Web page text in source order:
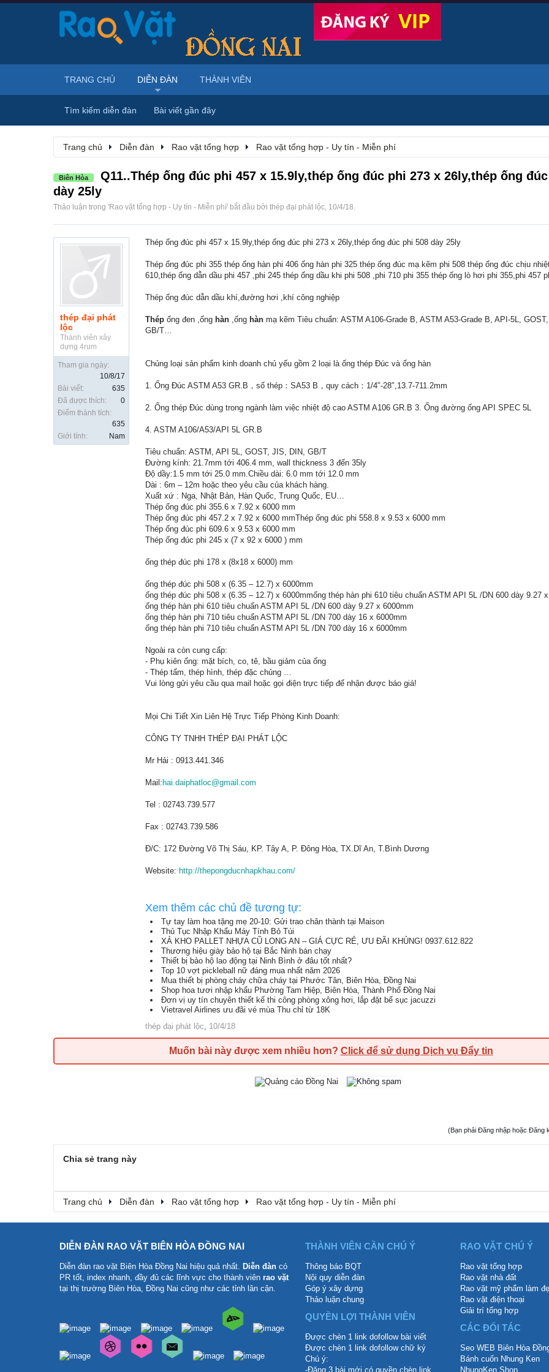
Trang chủ Diễn đàn Rao vặt tổng hợp Rao vặt tổng hợp - Uy tín - Miễn phí
Biên Hòa
Q11..Thép ống đúc phi 457 x 15.9ly,thép ống đúc phi 273 x 26ly,thép ống
dày 25ly
Thảo luận trong 'Rao vặt tổng hợp - Uy tín - Miễn phí' bắt đầu bởi thép đại phát lộc, 10/4/18.
thép đại phát
lộc
Thành viên xây
dựng 4rum
Tham gia ngày:
10/8/17
Bài viết:
635
Đã được thích:
0
Điểm thành tích:
635
Giới tính:
Nam
Thép ống đúc phi 457 x 15.9ly,thép ống đúc phi 273 x 26ly,thép ống đúc phi 508 dày 25ly
Thép ống đúc phi 355 thép ống hàn phi 406 ống hàn phi 325 thép ống đúc mạ kẽm phi 508 thép ống đúc chịu
610,thép ống dẫn dầu phi 457 ,phi 245 thép ống dầu khi phi 508 ,phi 710 phi 355 thép ống lò hơi phi 355,phi 457
Thép ống đúc dẫn dầu khí,đường hơi ,khí công nghiệp
Thép ống đen ,ống hàn ,ống hàn mạ kẽm Tiêu chuẩn: ASTM A106-Grade B, ASTM A53-Grade B, API-5L,
GB/T…
Chủng loại sản phẩm kinh doanh chủ yếu gồm 2 loại là ống thép Đúc và ống hàn
1. Ống Đúc ASTM A53 GR.B，số thép：SA53 B，quy cách：1/4″-28″,13.7-711.2mm
2. Ống thép Đúc dùng trong ngành làm việc nhiệt độ cao ASTM A106 GR.B 3. Ống đường ống API SPEC 5L
4. ASTM A106/A53/API 5L GR.B
Tiêu chuẩn: ASTM, API 5L, GOST, JIS, DIN, GB/T
Đường kính: 21.7mm tới 406.4 mm, wall thickness 3 đến 35ly
Độ dầy:1.5 mm tới 25.0 mm.Chiều dài: 6.0 mm tới 12.0 mm
Dài : 6m – 12m hoặc theo yêu cầu của khách hàng.
Xuất xứ : Nga, Nhật Bản, Hàn Quốc, Trung Quốc, EU…
Thép ống đúc phi 355.6 x 7.92 x 6000 mm
Thép ống đúc phi 457.2 x 7.92 x 6000 mmThép ống đúc phi 558.8 x 9.53 x 6000 mm
Thép ống đúc phi 609.6 x 9.53 x 6000 mm
Thép ống đúc phi 245 x (7 x 92 x 6000 ) mm
ống thép đúc phi 178 x (8x18 x 6000) mm
ống thép đúc phi 508 x (6.35 – 12.7) x 6000mm
ống thép đúc phi 508 x (6.35 – 12.7) x 6000mmống thép hàn phi 610 tiêu chuẩn ASTM API 5L /DN 600 dày 9.27
ống thép hàn phi 610 tiêu chuẩn ASTM API 5L /DN 600 dày 9.27 x 6000mm
ống thép hàn phi 710 tiêu chuẩn ASTM API 5L /DN 700 dày 16 x 6000mm
ống thép hàn phi 710 tiêu chuẩn ASTM API 5L /DN 700 dày 16 x 6000mm
Ngoài ra còn cung cấp:
- Phụ kiên ống: mặt bích, co, tê, bầu giảm của ống
- Thép tấm, thép hình, thép đặc chủng …
Vui lòng gửi yêu cầu qua mail hoặc gọi điện trực tiếp để nhận được báo giá!
Mọi Chi Tiết Xin Liên Hệ Trực Tiếp Phòng Kinh Doanh:
CÔNG TY TNHH THÉP ĐẠI PHÁT LỘC
Mr Hải : 0913.441.346
Mail: hai.daiphatloc@gmail.com
Tel : 02743.739.577
Fax : 02743.739.586
Đ/C: 172 Đường Võ Thị Sáu, KP. Tây A, P. Đông Hòa, TX.Dĩ An, T.Bình Dương
Website: http://thepongducnhapkhau.com/
Xem thêm các chủ đề tương tự:
Tự tay làm hoa tặng mẹ 20-10: Gửi trao chân thành tại Maison
Thủ Tục Nhập Khẩu Máy Tính Bỏ Túi
XẢ KHO PALLET NHỰA CŨ LONG AN – GIÁ CỰC RẺ, ƯU ĐÃI KHỦNG! 0937.612.822
Thương hiệu giày bảo hộ tại Bắc Ninh bán chạy
Thiết bị bảo hộ lao động tại Ninh Bình ở đâu tốt nhất?
Top 10 vợt pickleball nữ đáng mua nhất năm 2026
Mua thiết bị phòng cháy chữa cháy tại Phước Tân, Biên Hòa, Đồng Nai
Shop hoa tươi nhập khẩu Phường Tam Hiệp, Biên Hòa, Thành Phố Đồng Nai
Đơn vị uy tín chuyên thiết kế thi công phòng xông hơi, lắp đặt bể sục jacuzzi
Vietravel Airlines ưu đãi vé mùa Thu chỉ từ 18K
thép đại phát lộc, 10/4/18
Muốn bài này được xem nhiều hơn? Click để sử dụng Dịch vụ Đẩy tin
(Bạn phải Đăng nhập hoặc Đăng
Chia sẻ trang này
Trang chủ Diễn đàn Rao vặt tổng hợp Rao vặt tổng hợp - Uy tín - Miễn phí
TRANG CHỦ DIỄN ĐÀN
Tìm kiếm diễn đàn Bài viết gần đây
THÀNH VIÊN
DIỄN ĐÀN RAO VẶT BIÊN HÒA ĐỒNG NAI
Diễn đàn rao vặt Biên Hòa Đồng Nai hiệu quả nhất. Diễn đàn có
PR tốt, index nhanh, đầy đủ các lĩnh vực cho thành viên rao vặt
tại thị trường Biên Hòa, Đồng Nai cũng như các tỉnh lân cận.
THÀNH VIÊN CẦN CHÚ Ý
Thông báo BQT
Nội quy diễn đàn
Góp ý xây dựng
Thảo luận chung
QUYỀN LỢI THÀNH VIÊN
Được chèn 1 link dofollow bài viết
Được chèn 1 link dofollow chữ ký
Chú ý:
-Đăng 3 bài mới có quyền chèn link
RAO VẶT CHÚ Ý
Rao vặt tổng hợp
Rao vặt nhà đất
Rao vặt mỹ phẩm làm
Rao vặt điện thoại
Giải trí tổng hợp
CÁC ĐỐI TÁC
Seo WEB Biên Hòa
Bánh cuốn Nhung Ken
NhungKen Shop